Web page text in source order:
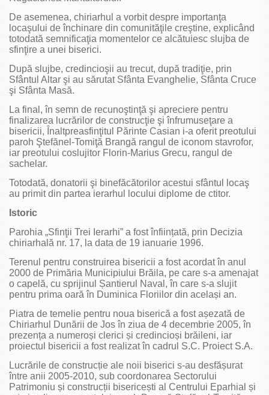
De asemenea, chiriarhul a vorbit despre importanţa
locaşului de închinare din comunităţile creştine, explicând
totodată semnificaţia momentelor ce alcătuiesc slujba de
sfinţire a unei biserici.
După slujbe, credincioşii au trecut, după tradiţie, prin
Sfântul Altar şi au sărutat Sfânta Evanghelie, Sfânta Cruce
şi Sfânta Masă.
La final, în semn de recunoştinţă şi apreciere pentru
finalizarea lucrărilor de construcţie şi înfrumuseţare a
bisericii, Înaltpreasfinţitul Părinte Casian i-a oferit preotului
paroh Ştefănel-Tomiţă Brangă rangul de iconom stavrofor,
iar preotului coslujitor Florin-Marius Grecu, rangul de
sachelar.
Totodată, donatorii şi binefăcătorilor acestui sfântul locaş
au primit din partea ierarhul locului diplome de ctitor.
Istoric
Parohia „Sfinţii Trei Ierarhi” a fost înființată, prin Decizia
chiriarhală nr. 17, la data de 19 ianuarie 1996.
Terenul pentru construirea bisericii a fost acordat în anul
2000 de Primăria Municipiului Brăila, pe care s-a amenajat
o capelă, cu sprijinul Șantierul Naval, în care s-a slujit
pentru prima oară în Duminica Floriilor din același an.
Piatra de temelie pentru noua biserică a fost așezată de
Chiriarhul Dunării de Jos în ziua de 4 decembrie 2005, în
prezența a numeroși clerici și credincioși brăileni, iar
proiectul bisericii a fost realizat în cadrul S.C. Proiect S.A.
Lucrările de construcție ale noii biserici s-au desfășurat
între anii 2005-2010, sub coordonarea Sectorului
Patrimoniu și construcții bisericești al Centrului Eparhial și